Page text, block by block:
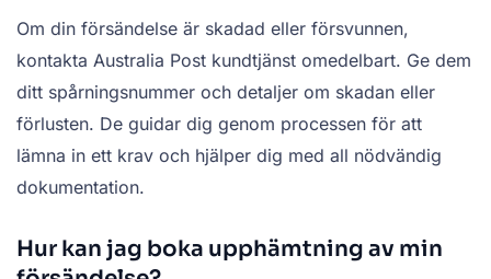
Om din försändelse är skadad eller försvunnen,
kontakta Australia Post kundtjänst omedelbart. Ge dem
ditt spårningsnummer och detaljer om skadan eller
förlusten. De guidar dig genom processen för att
lämna in ett krav och hjälper dig med all nödvändig
dokumentation.
Hur kan jag boka upphämtning av min